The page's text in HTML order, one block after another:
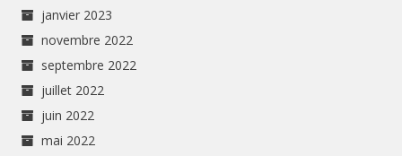
janvier 2023
novembre 2022
septembre 2022
juillet 2022
juin 2022
mai 2022